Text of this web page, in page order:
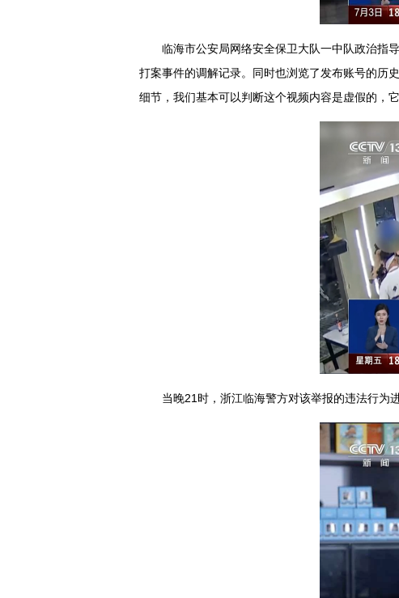
临海市公安局网络安全保卫大队一中队政治指
打案事件的调解记录。同时也浏览了发布账号的历
细节，我们基本可以判断这个视频内容是虚假的，
当晚21时，浙江临海警方对该举报的违法行为